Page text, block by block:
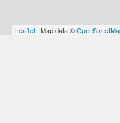
Leaflet | Map data ©